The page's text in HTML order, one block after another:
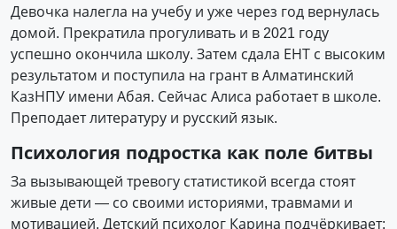
Девочка налегла на учебу и уже через год вернулась
домой. Прекратила прогуливать и в 2021 году
успешно окончила школу. Затем сдала ЕНТ с высоким
результатом и поступила на грант в Алматинский
КазНПУ имени Абая. Сейчас Алиса работает в школе.
Преподает литературу и русский язык.
Психология подростка как поле битвы
За вызывающей тревогу статистикой всегда стоят
живые дети — со своими историями, травмами и
мотивацией. Детский психолог Карина подчёркивает: